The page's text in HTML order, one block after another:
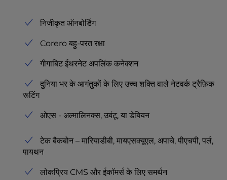
निजीकृत ऑनबोर्डिंग
Corero बहु-परत रक्षा
गीगाबिट ईथरनेट अपलिंक कनेक्शन
दुनिया भर के आगंतुकों के लिए उच्च शक्ति वाले नेटवर्क ट्रैफ़िक
रूटिंग
ओएस - अल्मालिनक्स, उबंटू, या डेबियन
टेक बैकबोन – मारियाडीबी, मायएसक्यूएल, अपाचे, पीएचपी, पर्ल,
पायथन
लोकप्रिय CMS और ईकॉमर्स के लिए समर्थन